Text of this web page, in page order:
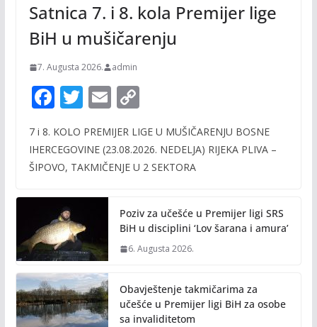
Satnica 7. i 8. kola Premijer lige
BiH u mušičarenju
7. Augusta 2026. admin
F
e
b
o
k
T
itt
er
E
ai
l
C
p
y
n
k
7 i 8. KOLO PREMIJER LIGE U MUŠIČARENJU BOSNE
IHERCEGOVINE (23.08.2026. NEDELJA) RIJEKA PLIVA –
ŠIPOVO, TAKMIČENJE U 2 SEKTORA
Poziv za učešće u Premijer ligi SRS
BiH u disciplini ‘Lov šarana i amura’
6. Augusta 2026.
Obavještenje takmičarima za
učešće u Premijer ligi BiH za osobe
sa invaliditetom